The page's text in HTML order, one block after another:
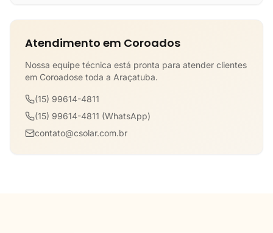
Atendimento em Coroados
Nossa equipe técnica está pronta para atender clientes
em Coroadose toda a Araçatuba.
(15) 99614-4811
(15) 99614-4811 (WhatsApp)
contato@csolar.com.br